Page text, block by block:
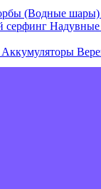
(Водные шары)
серфинг Надувные
Аккумуляторы